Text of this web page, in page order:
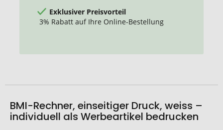
Exklusiver Preisvorteil
3% Rabatt auf Ihre Online-Bestellung
BMI-Rechner, einseitiger Druck, weiss –
individuell als Werbeartikel bedrucken